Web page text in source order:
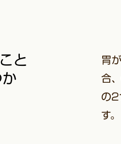
と
胃
合
の2
す。